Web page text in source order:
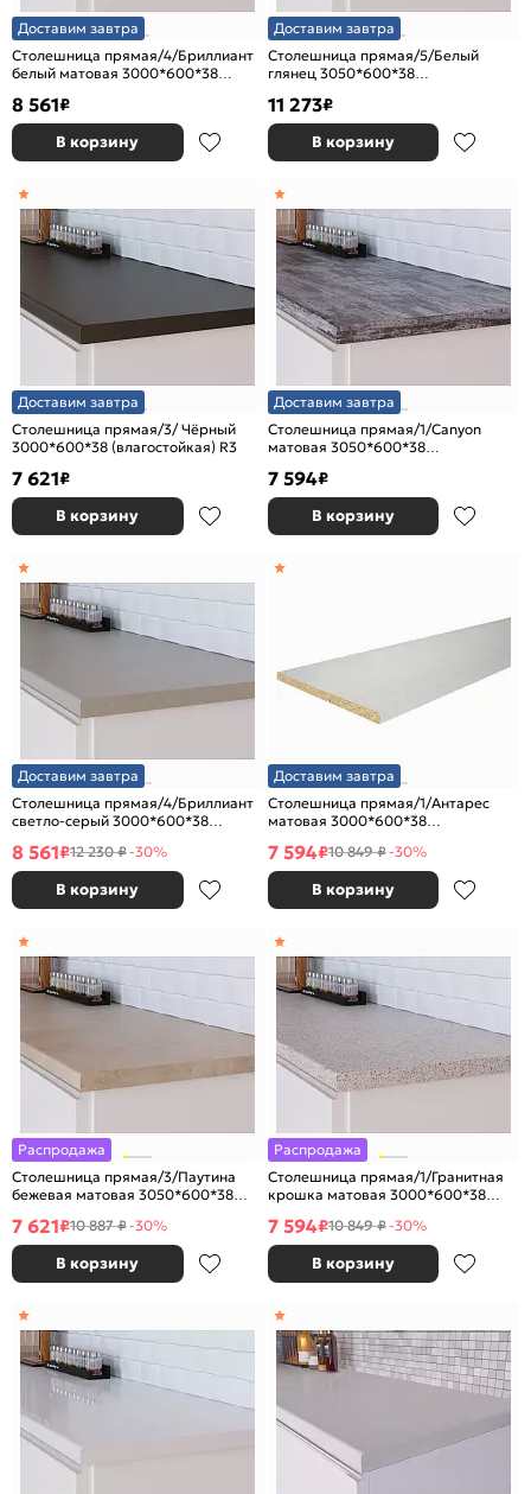
Доставим завтра
Столешница прямая/4/Бриллиант
белый матовая 3000*600*38
8 561₽
В корзину
Доставим завтра
Столешница прямая/5/Белый
глянец 3050*600*38
11 273₽
В корзину
Доставим завтра
Столешница прямая/3/ Чёрный
3000*600*38 (влагостойкая) R3
7 621₽
В корзину
Доставим завтра
Столешница прямая/1/Canyon
матовая 3050*600*38
7 594₽
В корзину
Доставим завтра
Столешница прямая/4/Бриллиант
светло-серый 3000*600*38
8 561₽12 230 ₽-30%
В корзину
Доставим завтра
Столешница прямая/1/Антарес
матовая 3000*600*38
7 594₽10 849 ₽-30%
В корзину
Распродажа
Столешница прямая/3/Паутина
бежевая матовая 3050*600*38
7 621₽10 887 ₽-30%
В корзину
Распродажа
Столешница прямая/1/Гранитная
крошка матовая 3000*600*38
7 594₽10 849 ₽-30%
В корзину